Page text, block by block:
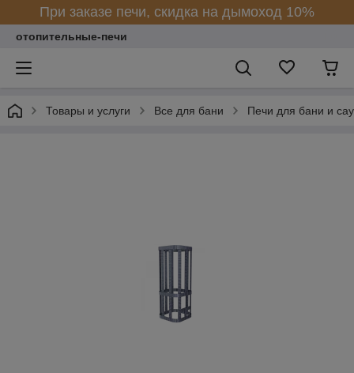
При заказе печи, скидка на дымоход 10%
отопительные-печи
Товары и услуги Все для бани Печи для бани и